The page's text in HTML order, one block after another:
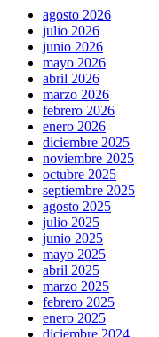
agosto 2026
julio 2026
junio 2026
mayo 2026
abril 2026
marzo 2026
febrero 2026
enero 2026
diciembre 2025
noviembre 2025
octubre 2025
septiembre 2025
agosto 2025
julio 2025
junio 2025
mayo 2025
abril 2025
marzo 2025
febrero 2025
enero 2025
diciembre 2024